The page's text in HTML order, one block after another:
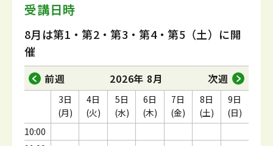
受講日時
8月は第1・第2・第3・第4・第5（土）に開
催
前週 2026年 8月 次週
10:00
3日
(月)
4日
(火)
5日
(水)
6日
(木)
7日
(金)
8日
(土)
9日
(日)